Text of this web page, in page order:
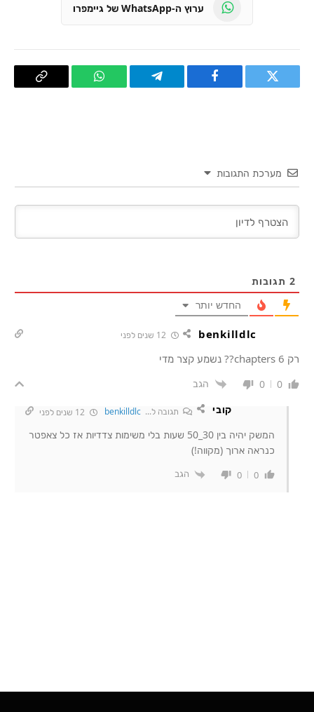
ערוץ ה-WhatsApp של גיימפרו
טוויטר פייסבוק Telegram
WhatsApp העתק
מערכת התגובות
2 תגובות
החדש יותר
benkilldlc
רק 6 chapters?? נשמע קצר מדי
0
0
הגב
קובי
תגובה ל... benkilldlc
המשק יהיה בין 30_50 שעות בלי משימות צדדיות אז כל צאפטר
כנראה ארוך (מקווה!)
0
0 הגב